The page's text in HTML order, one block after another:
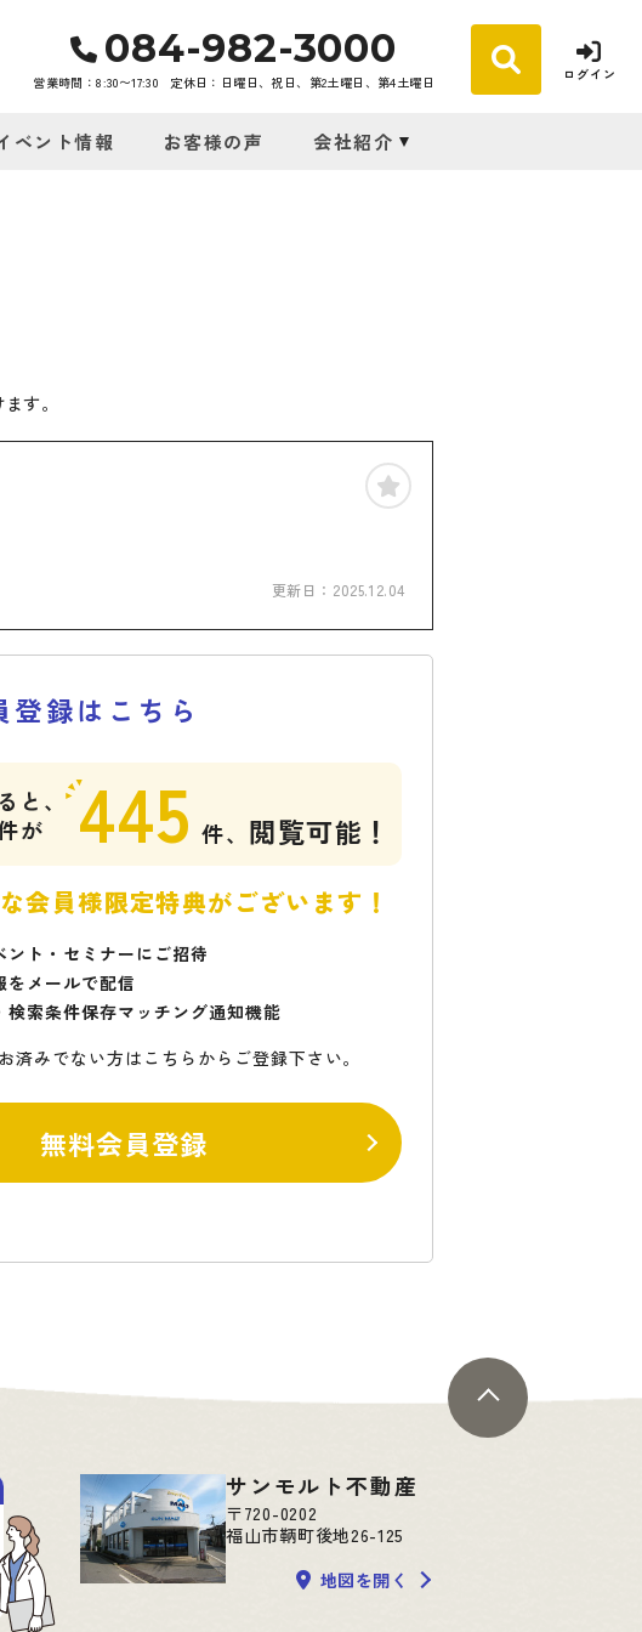
084-982-3000
営業時間：8:30〜17:30 定休日：日曜日、祝日、第2土曜日、第4土曜日 ログイン
ベント情報 お客様の声 会社紹介
す。
更新日： 2025.12.04
登録はこちら
と、
が
445 件、 閲覧可能！
会員様限定特典がございます！
ント・セミナーにご招待
をメールで配信
検索条件保存マッチング通知機能
済みでない方はこちらからご登録下さい。
無料会員登録
サンモルト不動産
〒720-0202
福山市鞆町後地26-125
地図を開く